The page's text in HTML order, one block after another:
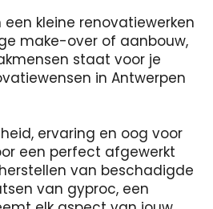
kleine renovatiewerken
make-over of aanbouw,
staat voor je
in Antwerpen
ervaring en oog voor
een perfect afgewerkt
van beschadigde
van gyproc, een